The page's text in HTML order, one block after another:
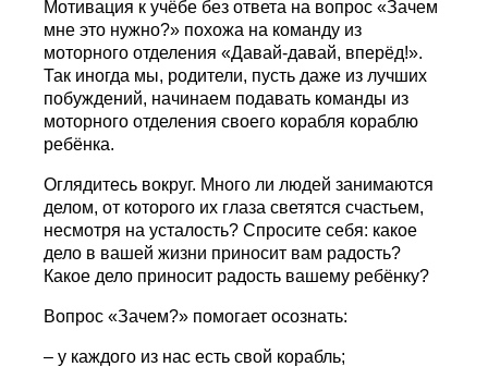
Мотивация к учёбе без ответа на вопрос «Зачем
мне это нужно?» похожа на команду из
моторного отделения «Давай-давай, вперёд!».
Так иногда мы, родители, пусть даже из лучших
побуждений, начинаем подавать команды из
моторного отделения своего корабля кораблю
ребёнка.
Оглядитесь вокруг. Много ли людей занимаются
делом, от которого их глаза светятся счастьем,
несмотря на усталость? Спросите себя: какое
дело в вашей жизни приносит вам радость?
Какое дело приносит радость вашему ребёнку?
Вопрос «Зачем?» помогает осознать:
– у каждого из нас есть свой корабль;